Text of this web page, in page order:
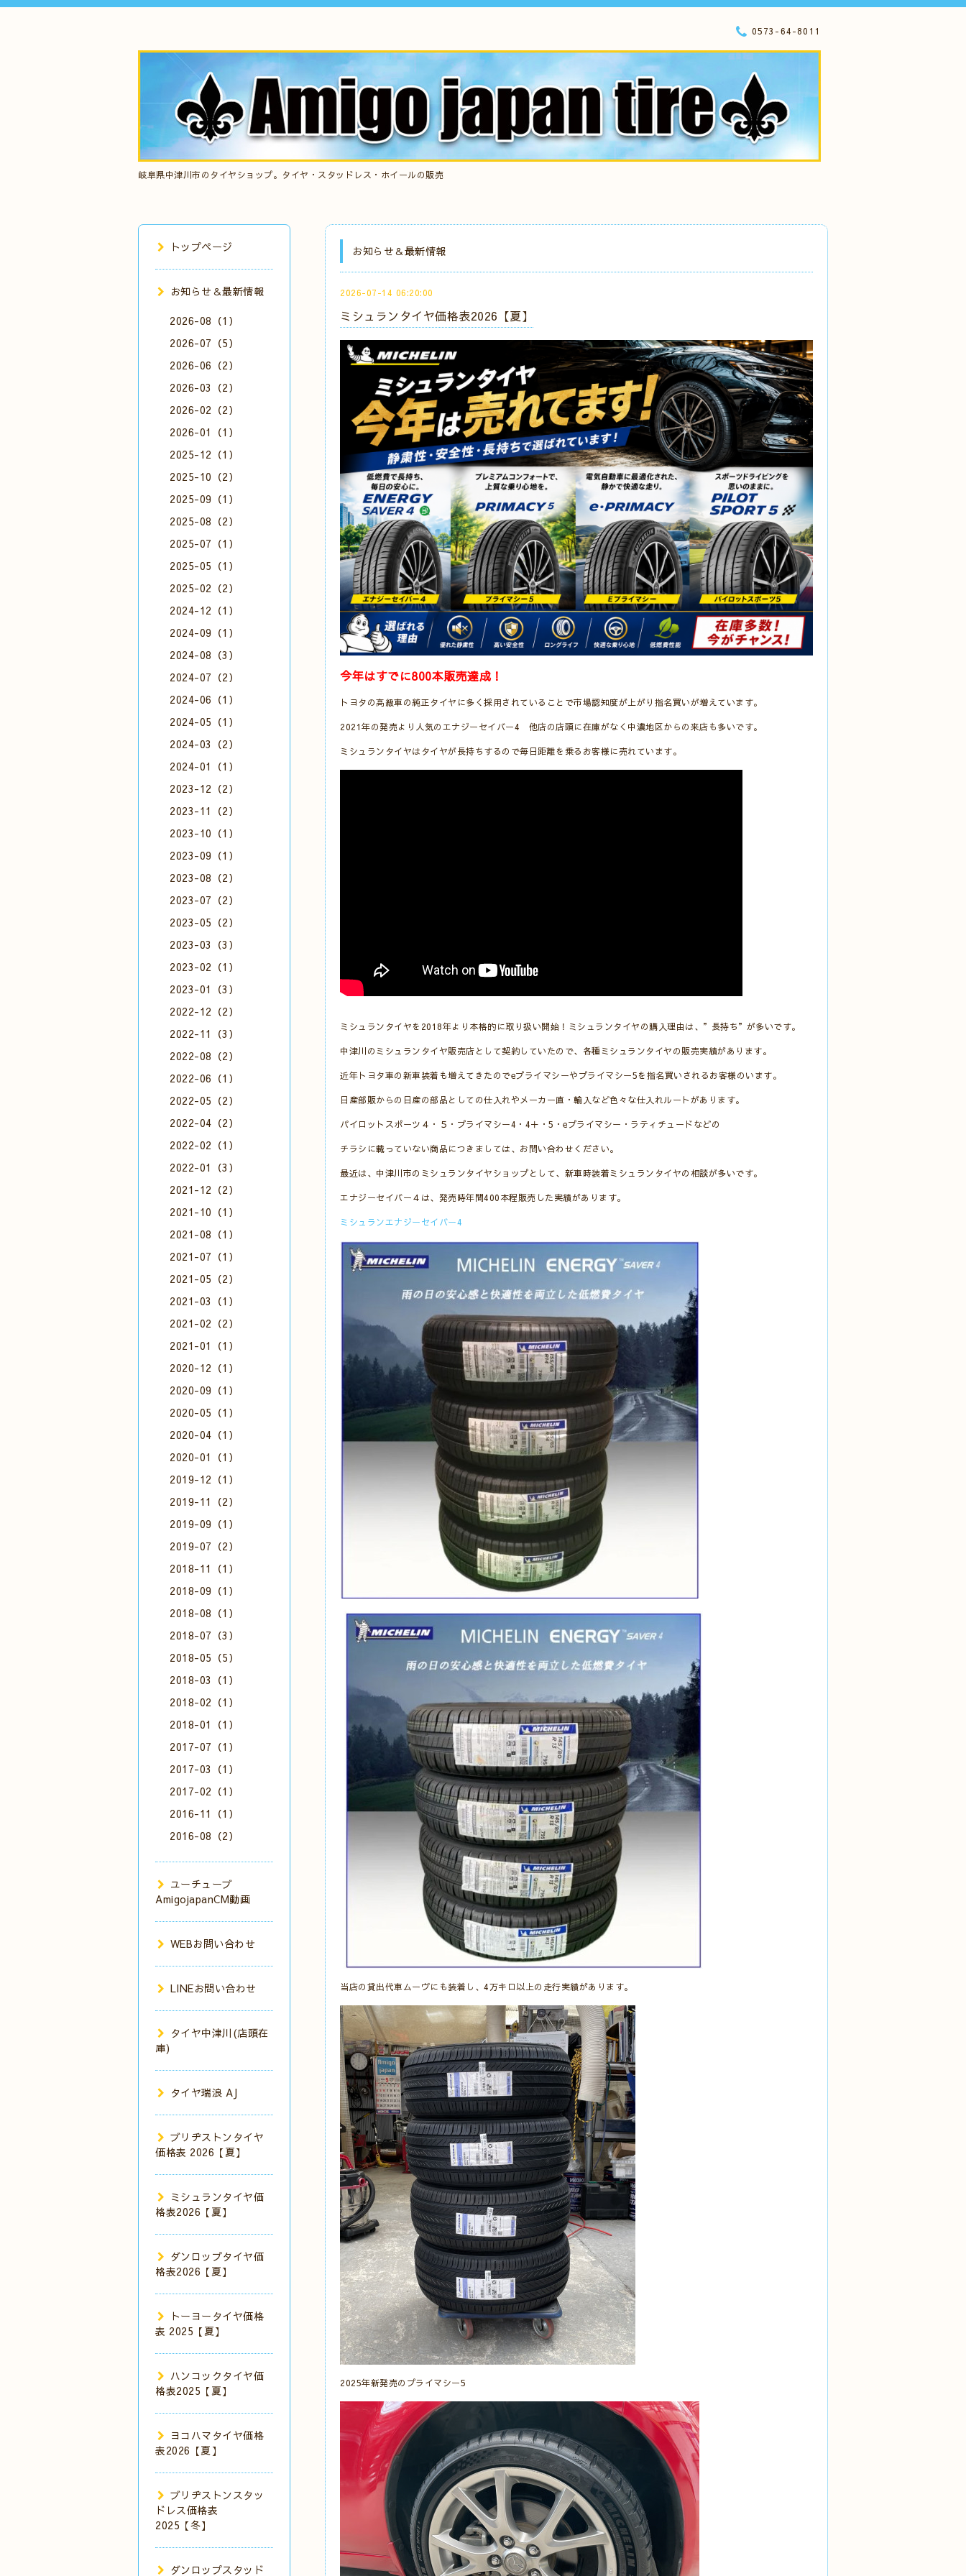
岐阜県中津川市のタイヤショップ。タイヤ・スタッドレス・ホイールの販売
0573-64-8011
お知らせ＆最新情報
2026-07-14 06:20:00
ミシュランタイヤ価格表2026【夏】
今年はすでに800本販売達成！
トヨタの高級車の純正タイヤに多く採用されていることで市場認知度が上がり指名買いが増えています。
2021年の発売より人気のエナジーセイバー4 他店の店頭に在庫がなく中濃地区からの来店も多いです。
ミシュランタイヤはタイヤが長持ちするので毎日距離を乗るお客様に売れています。
ミシュランタイヤを2018年より本格的に取り扱い開始！ミシュランタイヤの購入理由は、”長持ち”が多いです。
中津川のミシュランタイヤ販売店として契約していたので、各種ミシュランタイヤの販売実績があります。
近年トヨタ車の新車装着も増えてきたのでeプライマシーやプライマシー5を指名買いされるお客様のいます。
日産部販からの日産の部品としての仕入れやメーカー直・輸入など色々な仕入れルートがあります。
パイロットスポーツ４・５・プライマシー4・4＋・5・eプライマシー・ラティチュードなどの
チラシに載っていない商品につきましては、お問い合わせください。
最近は、中津川市のミシュランタイヤショップとして、新車時装着ミシュランタイヤの相談が多いです。
エナジーセイバー４は、発売時年間400本程販売した実績があります。
ミシュランエナジーセイバー4
当店の貸出代車ムーヴにも装着し、4万キロ以上の走行実績があります。
2025年新発売のプライマシー5
トップページ
お知らせ＆最新情報
2026-08（1）
2026-07（5）
2026-06（2）
2026-03（2）
2026-02（2）
2026-01（1）
2025-12（1）
2025-10（2）
2025-09（1）
2025-08（2）
2025-07（1）
2025-05（1）
2025-02（2）
2024-12（1）
2024-09（1）
2024-08（3）
2024-07（2）
2024-06（1）
2024-05（1）
2024-03（2）
2024-01（1）
2023-12（2）
2023-11（2）
2023-10（1）
2023-09（1）
2023-08（2）
2023-07（2）
2023-05（2）
2023-03（3）
2023-02（1）
2023-01（3）
2022-12（2）
2022-11（3）
2022-08（2）
2022-06（1）
2022-05（2）
2022-04（2）
2022-02（1）
2022-01（3）
2021-12（2）
2021-10（1）
2021-08（1）
2021-07（1）
2021-05（2）
2021-03（1）
2021-02（2）
2021-01（1）
2020-12（1）
2020-09（1）
2020-05（1）
2020-04（1）
2020-01（1）
2019-12（1）
2019-11（2）
2019-09（1）
2019-07（2）
2018-11（1）
2018-09（1）
2018-08（1）
2018-07（3）
2018-05（5）
2018-03（1）
2018-02（1）
2018-01（1）
2017-07（1）
2017-03（1）
2017-02（1）
2016-11（1）
2016-08（2）
ユーチューブ
AmigojapanCM動画
WEBお問い合わせ
LINEお問い合わせ
タイヤ中津川(店頭在
庫)
タイヤ瑞浪 AJ
ブリヂストンタイヤ
価格表 2026【夏】
ミシュランタイヤ価
格表2026【夏】
ダンロップタイヤ価
格表2026【夏】
トーヨータイヤ価格
表 2025【夏】
ハンコックタイヤ価
格表2025【夏】
ヨコハマタイヤ価格
表2026【夏】
ブリヂストンスタッ
ドレス価格表
2025【冬】
ダンロップスタッド